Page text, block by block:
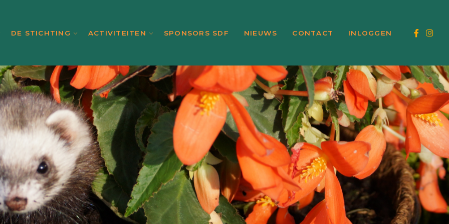
DE STICHTING ACTIVITEITEN SPONSORS SDF NIEUWS CONTACT INLOGGEN